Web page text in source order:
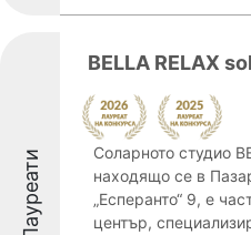
Лауреати
BELLA RELAX
Соларното студио
находящо се в
„Есперанто“ 9, е
център,